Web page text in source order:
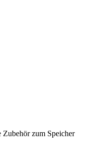
Zubehör zum Speicher